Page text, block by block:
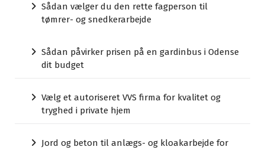
Sådan vælger du den rette fagperson til
tømrer- og snedkerarbejde
Sådan påvirker prisen på en gardinbus i Odense
dit budget
Vælg et autoriseret VVS firma for kvalitet og
tryghed i private hjem
Jord og beton til anlægs- og kloakarbejde for